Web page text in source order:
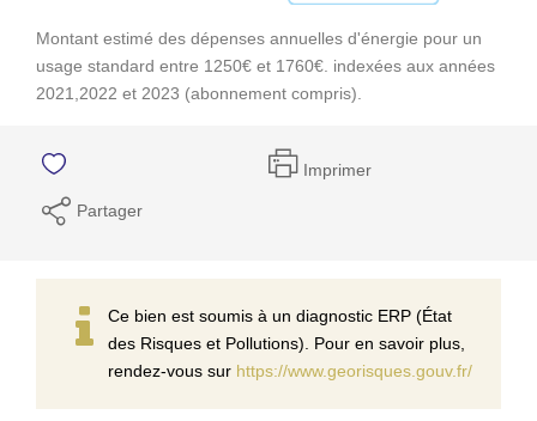
Montant estimé des dépenses annuelles d'énergie pour un
usage standard entre 1250€ et 1760€. indexées aux années
2021,2022 et 2023 (abonnement compris).
Imprimer
Partager
Ce bien est soumis à un diagnostic ERP (État
des Risques et Pollutions). Pour en savoir plus,
rendez-vous sur https://www.georisques.gouv.fr/